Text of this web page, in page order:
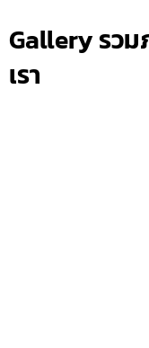
Gallery รว
เรา